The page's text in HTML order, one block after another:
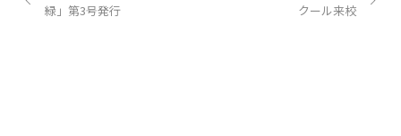
緑」第3号発行
クール来校